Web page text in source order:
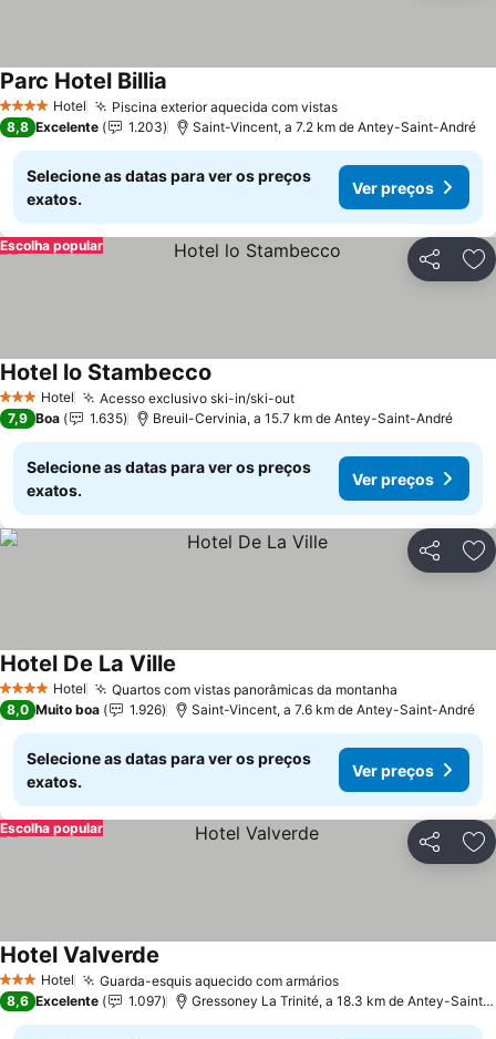
4 EstrelasHotel Piscina exterior aquecida com vistasVer preços
Parc Hotel Billia
8,8 Excelente 1.203 Saint-Vincent, a 7.2 km de Antey-Saint-André
Selecione as datas para ver os preços
exatos.
Ver preços
Partilhar
Escolha popular
3 EstrelasHotel Acesso exclusivo ski-in/ski-outVer preços
Hotel lo Stambecco
7,9 Boa 1.635 Breuil-Cervinia, a 15.7 km de Antey-Saint-André
Selecione as datas para ver os preços
exatos.
Ver preços
Partilhar
4 EstrelasHotel Quartos com vistas panorâmicas da montanha
Hotel De La Ville
8,0 Muito boa 1.926 Saint-Vincent, a 7.6 km de Antey-Saint-André
Selecione as datas para ver os preços
exatos.
Ver preços
Partilhar
Escolha popular
3 EstrelasHotel Guarda-esquis aquecido com armáriosVer preços
Hotel Valverde
8,6 Excelente 1.097 Gressoney La Trinité, a 18.3 km de Antey-Saint-